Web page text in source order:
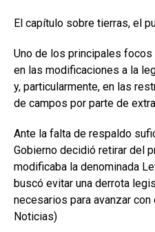
El capítulo sobre tierras, el
Uno de los principales
en las modificaciones a la
y, particularmente, en las
de campos por parte de
Ante la falta de respaldo
Gobierno decidió retirar del
modificaba la denominada
buscó evitar una derrota
necesarios para avanzar
Noticias)